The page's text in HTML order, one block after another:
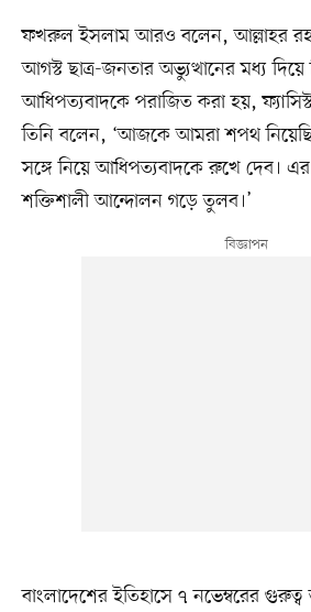
ফখরুল ইসলাম আরও বলেন, আল্লাহর
আগস্ট ছাত্র-জনতার অভ্যুত্থানের মধ্য দিয়ে
আধিপত্যবাদকে পরাজিত করা হয়,
তিনি বলেন, ‘আজকে আমরা শপথ
সঙ্গে নিয়ে আধিপত্যবাদকে রুখে দেব।
শক্তিশালী আন্দোলন গড়ে তুলব।’
বাংলাদেশের ইতিহাসে ৭ নভেম্বরের